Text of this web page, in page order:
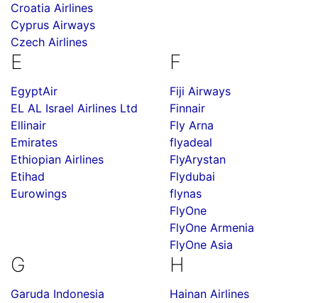
Croatia Airlines
Cyprus Airways
Czech Airlines
E
EgyptAir
EL AL Israel Airlines Ltd
Ellinair
Emirates
Ethiopian Airlines
Etihad
Eurowings
F
Fiji Airways
Finnair
Fly Arna
flyadeal
FlyArystan
Flydubai
flynas
FlyOne
FlyOne Armenia
FlyOne Asia
G
Garuda Indonesia
H
Hainan Airlines